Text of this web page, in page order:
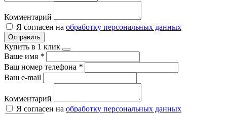
Комментарий
Я согласен на обработку персональных данных
Отправить
Купить в 1 клик
Ваше имя *
Ваш номер телефона *
Ваш e-mail
Комментарий
Я согласен на обработку персональных данных